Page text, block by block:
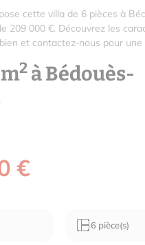
cette villa de 6 pièces à
209 000 €. Découvrez les
et contactez-nous pour une
2 à Bédouès-
€
6 pièce(s)